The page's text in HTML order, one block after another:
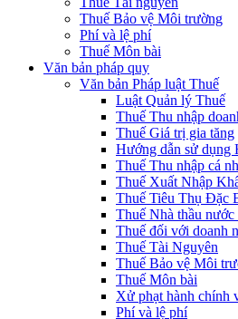
Thuế Bảo vệ Môi trường
Phí và lệ phí
Thuế Môn bài
Văn bản pháp quy
Văn bản Pháp luật Thuế
Luật Quản lý Thuế
Thuế Thu nhập
Thuế Giá trị gia tăng
Hướng dẫn sử dụng
Thuế Thu nhập cá
Thuế Xuất Nhập
Thuế Tiêu Thụ Đặc
Thuế Nhà thầu nước
Thuế đối với doanh
Thuế Tài Nguyên
Thuế Bảo vệ Môi
Thuế Môn bài
Xử phạt hành chính
Phí và lệ phí